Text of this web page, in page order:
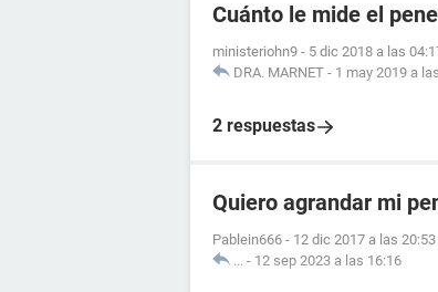
Cuánto le mide el
ministeriohn9 - 5 dic 2018 a las
DRA. MARNET - 1 may 2019 a
2 respuestas
Quiero agrandar mi
Pablein666 - 12 dic 2017 a las 20:53
... - 12 sep 2023 a las 16:16